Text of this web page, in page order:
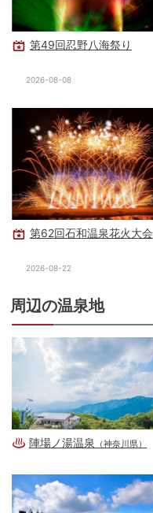
第49回忍野八海祭り
2026-08-08
第62回石和温泉花火大会
2026-08-22
周辺の温泉地
陣場ノ湯温泉 （神奈川県）